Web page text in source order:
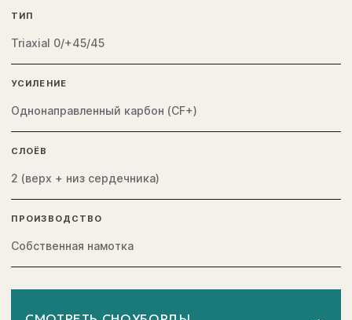
ТИП
Triaxial 0/+45/45
УСИЛЕНИЕ
Однонаправленный карбон (CF+)
СЛОЁВ
2 (верх + низ сердечника)
ПРОИЗВОДСТВО
Собственная намотка